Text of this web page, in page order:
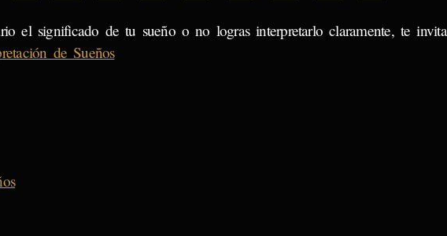
el significado de tu sueño o no logras interpretarlo claramente, te
de Sueños